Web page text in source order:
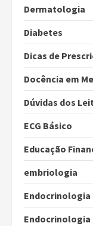
Dermatologia
Diabetes
Dicas de
Docência em
Dúvidas dos
ECG Básico
Educação
embriologia
Endocrinologia
Endocrinologia